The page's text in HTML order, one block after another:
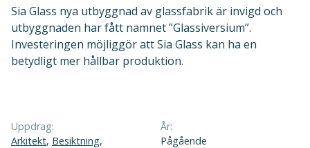
Sia Glass nya utbyggnad av glassfabrik är invigd och
utbyggnaden har fått namnet ”Glassiversium”.
Investeringen möjliggör att Sia Glass kan ha en
betydligt mer hållbar produktion.
Uppdrag:
Arkitekt, Besiktning,
År:
Pågående